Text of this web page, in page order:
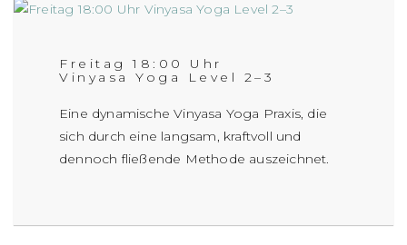
Freitag 18:00 Uhr
Vinyasa Yoga Level 2–3
Eine dynamische Vinyasa Yoga Praxis, die
sich durch eine langsam, kraftvoll und
dennoch fließende Methode auszeichnet.